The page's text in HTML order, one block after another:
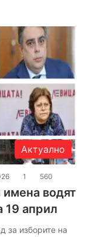
Актуално
1 560
имена водят
19 април
за изборите на